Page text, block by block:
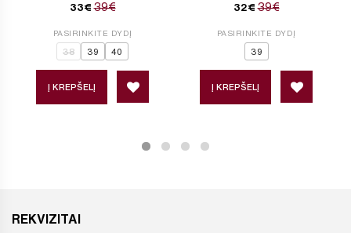
33€ 39€
PASIRINKITE DYDĮ
38 39 40
Į KREPŠELĮ
32€ 39€
PASIRINKITE DYDĮ
39
Į KREPŠELĮ
REKVIZITAI